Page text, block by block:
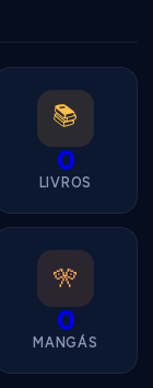
📚
0
LIVROS
🎌
0
MANGÁS